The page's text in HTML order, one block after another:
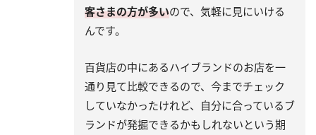
客さまの方が多いので、気軽に見にいける
んです。
百貨店の中にあるハイブランドのお店を一
通り見て比較できるので、今までチェック
していなかったけれど、自分に合っているブ
ランドが発掘できるかもしれないという期